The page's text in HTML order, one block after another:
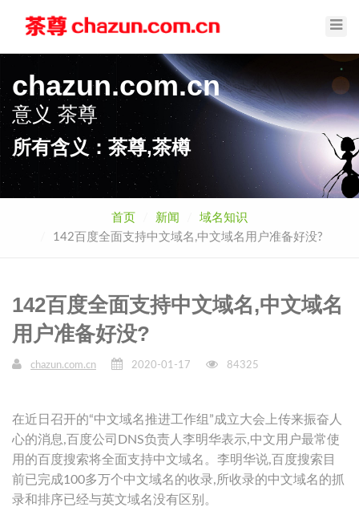
chazun.com.cn
意义茶尊
所有含义：茶尊,茶樽
首页 新闻
域名知识
142百度全面支持中文域名,中文域名用户准备好没?
142百度全面支持中文域名,中文域名
用户准备好没?
chazun.com.cn 2020-01-17 84325
在近日召开的“中文域名推进工作组”成立大会上传来振奋人
心的消息,百度公司DNS负责人李明华表示,中文用户最常使
用的百度搜索将全面支持中文域名。李明华说,百度搜索目
前已完成100多万个中文域名的收录,所收录的中文域名的抓
录和排序已经与英文域名没有区别。